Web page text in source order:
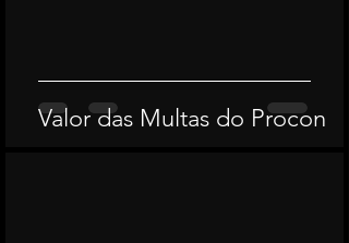
Valor das Multas do Procon